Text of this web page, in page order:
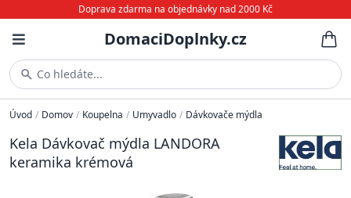
Doprava zdarma na objednávky nad 2000 Kč
DomaciDoplnky.cz
Co hledáte...
Úvod / Domov / Koupelna / Umyvadlo / Dávkovače mýdla
Kela Dávkovač mýdla LANDORA
keramika krémová